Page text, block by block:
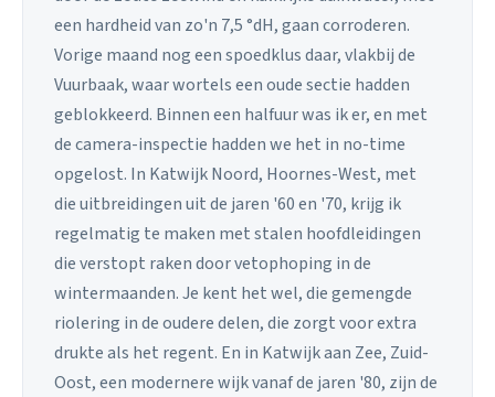
een hardheid van zo'n 7,5 °dH, gaan corroderen.
Vorige maand nog een spoedklus daar, vlakbij de
Vuurbaak, waar wortels een oude sectie hadden
geblokkeerd. Binnen een halfuur was ik er, en met
de camera-inspectie hadden we het in no-time
opgelost. In Katwijk Noord, Hoornes-West, met
die uitbreidingen uit de jaren '60 en '70, krijg ik
regelmatig te maken met stalen hoofdleidingen
die verstopt raken door vetophoping in de
wintermaanden. Je kent het wel, die gemengde
riolering in de oudere delen, die zorgt voor extra
drukte als het regent. En in Katwijk aan Zee, Zuid-
Oost, een modernere wijk vanaf de jaren '80, zijn de